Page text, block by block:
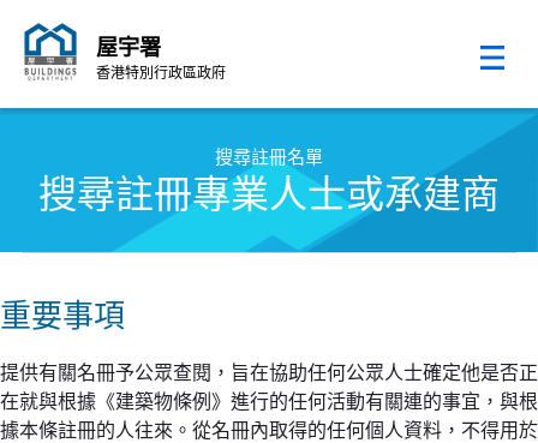
屋宇署
香港特別行政區政府
搜尋註冊名單
搜尋註冊專業人士或承建商
重要事項
提供有關名冊予公眾查閱，旨在協助任何公眾人士確定他是否正
在就與根據《建築物條例》進行的任何活動有關連的事宜，與根
據本條註冊的人往來。從名冊內取得的任何個人資料，不得用於